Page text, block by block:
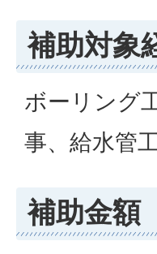
補助対象
ボーリング
事、給水管
補助金額